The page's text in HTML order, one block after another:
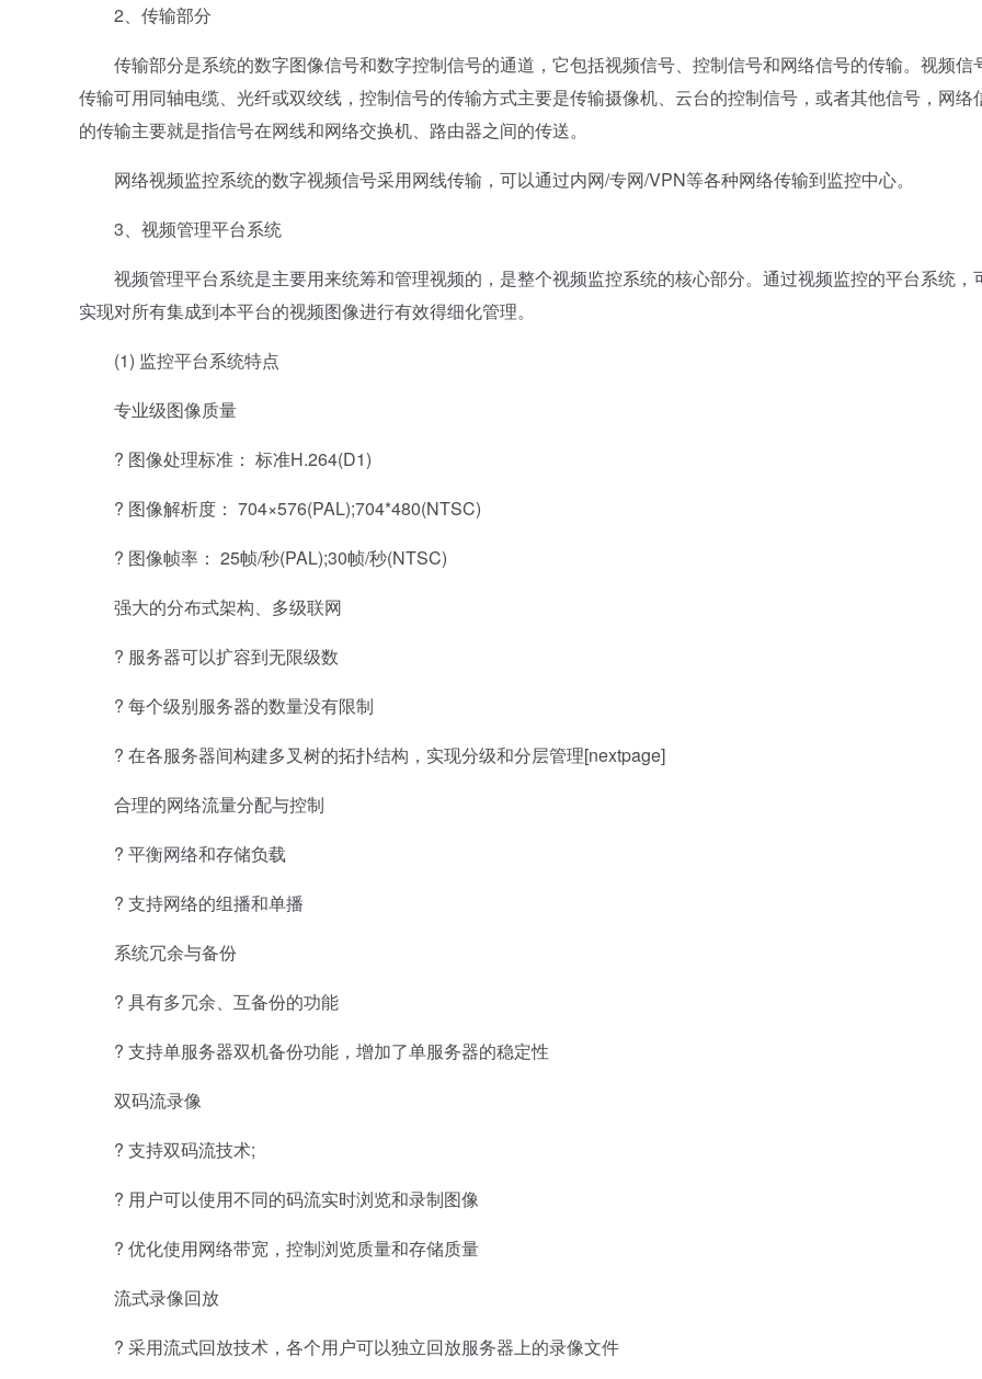
2、传输部分
传输部分是系统的数字图像信号和数字控制信号的通道，它包括视频信号、控制信号和网络信号的传输。视频信
传输可用同轴电缆、光纤或双绞线，控制信号的传输方式主要是传输摄像机、云台的控制信号，或者其他信号，网络
的传输主要就是指信号在网线和网络交换机、路由器之间的传送。
网络视频监控系统的数字视频信号采用网线传输，可以通过内网/专网/VPN等各种网络传输到监控中心。
3、视频管理平台系统
视频管理平台系统是主要用来统筹和管理视频的，是整个视频监控系统的核心部分。通过视频监控的平台系统，
实现对所有集成到本平台的视频图像进行有效得细化管理。
(1) 监控平台系统特点
专业级图像质量
? 图像处理标准： 标准H.264(D1)
? 图像解析度： 704×576(PAL);704*480(NTSC)
? 图像帧率： 25帧/秒(PAL);30帧/秒(NTSC)
强大的分布式架构、多级联网
? 服务器可以扩容到无限级数
? 每个级别服务器的数量没有限制
? 在各服务器间构建多叉树的拓扑结构，实现分级和分层管理[nextpage]
合理的网络流量分配与控制
? 平衡网络和存储负载
? 支持网络的组播和单播
系统冗余与备份
? 具有多冗余、互备份的功能
? 支持单服务器双机备份功能，增加了单服务器的稳定性
双码流录像
? 支持双码流技术;
? 用户可以使用不同的码流实时浏览和录制图像
? 优化使用网络带宽，控制浏览质量和存储质量
流式录像回放
? 采用流式回放技术，各个用户可以独立回放服务器上的录像文件